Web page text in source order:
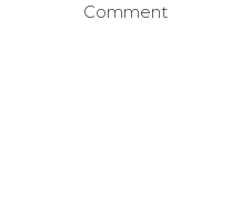
Comment